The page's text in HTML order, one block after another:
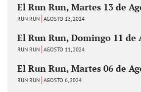
El Run Run, Martes 13 de
RUN RUN AGOSTO 13, 2024
El Run Run, Domingo 11 de
RUN RUN AGOSTO 11, 2024
El Run Run, Martes 06 de
RUN RUN AGOSTO 6, 2024